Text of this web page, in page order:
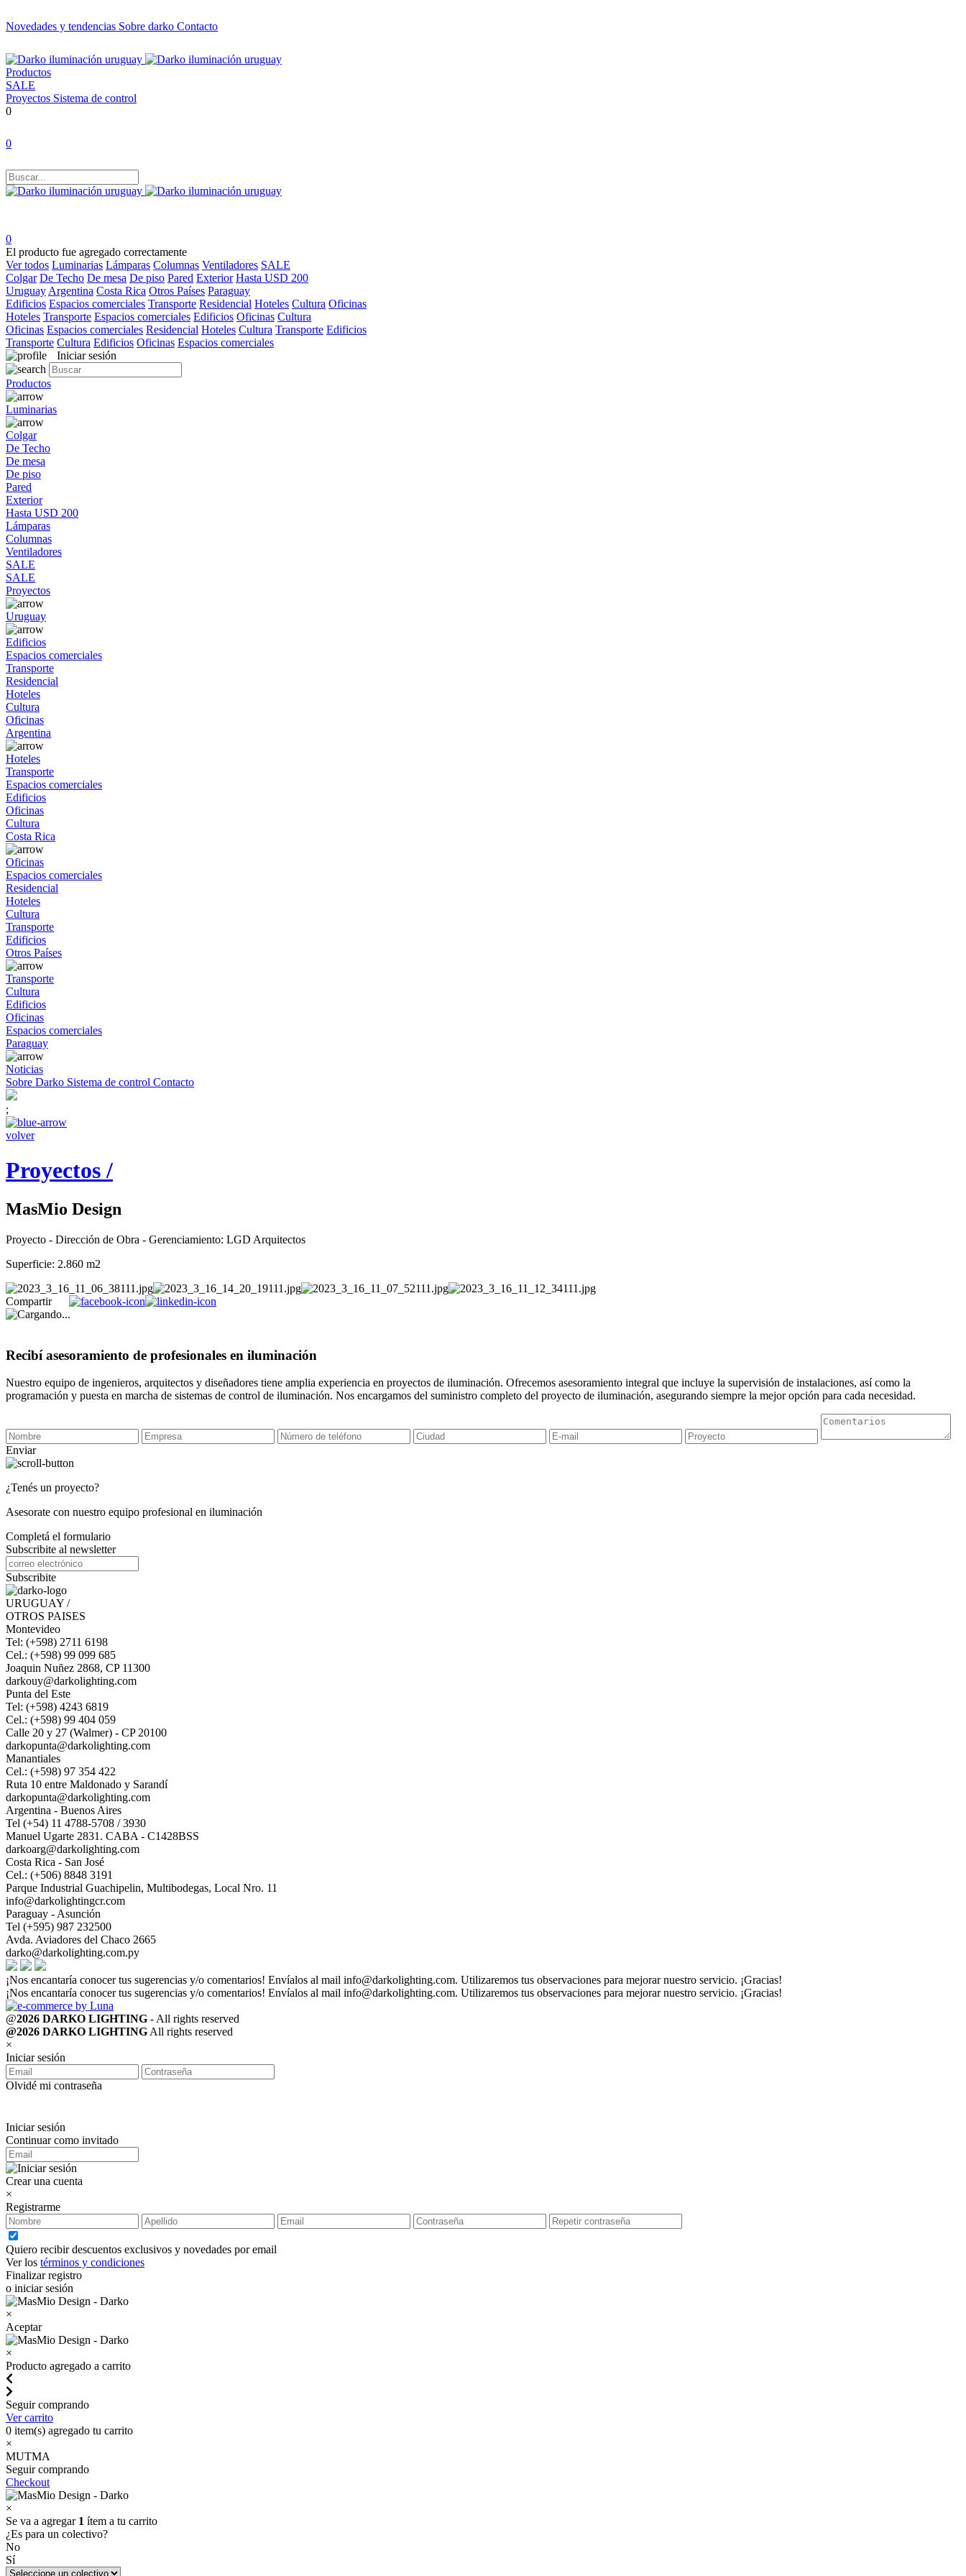
Novedades y tendencias Sobre darko Contacto
Productos
SALE
Proyectos Sistema de control
0
0
0
El producto fue agregado correctamente
Ver todos Luminarias Lámparas Columnas Ventiladores SALE
Colgar De Techo De mesa De piso Pared Exterior Hasta USD 200
Uruguay Argentina Costa Rica Otros Países Paraguay
Edificios Espacios comerciales Transporte Residencial Hoteles Cultura Oficinas
Hoteles Transporte Espacios comerciales Edificios Oficinas Cultura
Oficinas Espacios comerciales Residencial Hoteles Cultura Transporte Edificios
Transporte Cultura Edificios Oficinas Espacios comerciales
Iniciar sesión
Productos
Luminarias
Colgar
De Techo
De mesa
De piso
Pared
Exterior
Hasta USD 200
Lámparas
Columnas
Ventiladores
SALE
SALE
Proyectos
Uruguay
Edificios
Espacios comerciales
Transporte
Residencial
Hoteles
Cultura
Oficinas
Argentina
Hoteles
Transporte
Espacios comerciales
Edificios
Oficinas
Cultura
Costa Rica
Oficinas
Espacios comerciales
Residencial
Hoteles
Cultura
Transporte
Edificios
Otros Países
Transporte
Cultura
Edificios
Oficinas
Espacios comerciales
Paraguay
Noticias
Sobre Darko Sistema de control Contacto
;
volver
Proyectos /
MasMio Design
Proyecto - Dirección de Obra - Gerenciamiento: LGD Arquitectos
Superficie: 2.860 m2
Compartir
Recibí asesoramiento de profesionales en iluminación
Nuestro equipo de ingenieros, arquitectos y diseñadores tiene amplia experiencia en proyectos de iluminación. Ofrecemos asesoramiento integral que incluye la supervisión de instalaciones, así como la
programación y puesta en marcha de sistemas de control de iluminación. Nos encargamos del suministro completo del proyecto de iluminación, asegurando siempre la mejor opción para cada necesidad.
Enviar
¿Tenés un proyecto?
Asesorate con nuestro equipo profesional en iluminación
Completá el formulario
Subscribite al newsletter
Subscribite
URUGUAY /
OTROS PAISES
Montevideo
Tel: (+598) 2711 6198
Cel.: (+598) 99 099 685
Joaquin Nuñez 2868, CP 11300
darkouy@darkolighting.com
Punta del Este
Tel: (+598) 4243 6819
Cel.: (+598) 99 404 059
Calle 20 y 27 (Walmer) - CP 20100
darkopunta@darkolighting.com
Manantiales
Cel.: (+598) 97 354 422
Ruta 10 entre Maldonado y Sarandí
darkopunta@darkolighting.com
Argentina - Buenos Aires
Tel (+54) 11 4788-5708 / 3930
Manuel Ugarte 2831. CABA - C1428BSS
darkoarg@darkolighting.com
Costa Rica - San José
Cel.: (+506) 8848 3191
Parque Industrial Guachipelin, Multibodegas, Local Nro. 11
info@darkolightingcr.com
Paraguay - Asunción
Tel (+595) 987 232500
Avda. Aviadores del Chaco 2665
darko@darkolighting.com.py
¡Nos encantaría conocer tus sugerencias y/o comentarios! Envíalos al mail info@darkolighting.com. Utilizaremos tus observaciones para mejorar nuestro servicio. ¡Gracias!
¡Nos encantaría conocer tus sugerencias y/o comentarios! Envíalos al mail info@darkolighting.com. Utilizaremos tus observaciones para mejorar nuestro servicio. ¡Gracias!
@2026 DARKO LIGHTING - All rights reserved
@2026 DARKO LIGHTING All rights reserved
×
Iniciar sesión
Olvidé mi contraseña
Iniciar sesión
Continuar como invitado
Crear una cuenta
×
Registrarme
Quiero recibir descuentos exclusivos y novedades por email
Ver los términos y condiciones
Finalizar registro
o iniciar sesión
×
Aceptar
×
Producto agregado a carrito
Seguir comprando
Ver carrito
0 item(s) agregado tu carrito
×
MUTMA
Seguir comprando
Checkout
×
Se va a agregar 1 ítem a tu carrito
¿Es para un colectivo?
No
Sí